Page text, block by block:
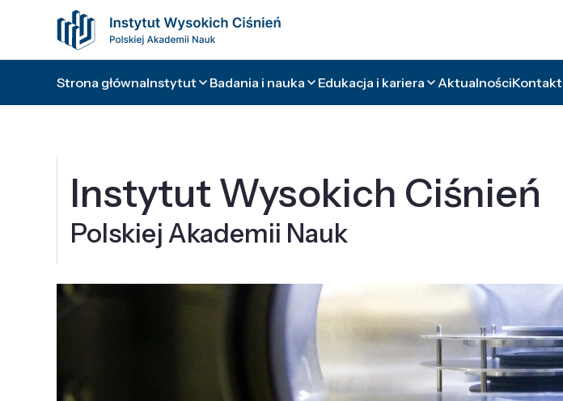
Strona głównaInstytut Badania i nauka Edukacja i kariera AktualnościKontakt
Instytut Wysokich Ciśnień
Polskiej Akademii Nauk